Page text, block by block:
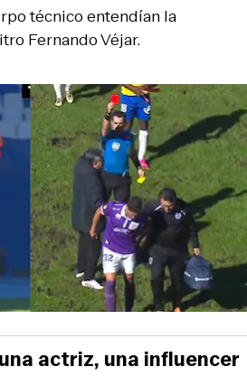
técnico entendían la
Fernando Véjar.
actriz, una influencer